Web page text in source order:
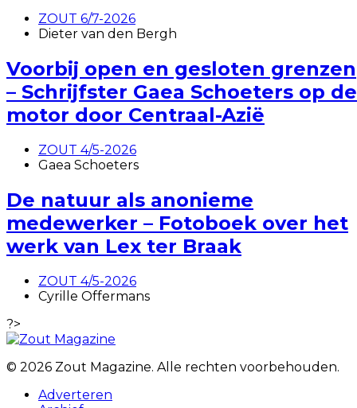
ZOUT 6/7-2026
Dieter van den Bergh
Voorbij open en gesloten grenzen
– Schrijfster Gaea Schoeters op de
motor door Centraal-Azië
ZOUT 4/5-2026
Gaea Schoeters
De natuur als anonieme
medewerker – Fotoboek over het
werk van Lex ter Braak
ZOUT 4/5-2026
Cyrille Offermans
?>
© 2026 Zout Magazine. Alle rechten voorbehouden.
Adverteren